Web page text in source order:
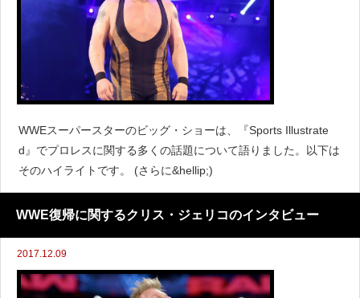
WWEスーパースターのビッグ・ショーは、『Sports Illustrate
d』でプロレスに関する多くの話題について語りました。以下は
そのハイライトです。 (さらに&hellip;)
WWE復帰に関するクリス・ジェリコのインタビュー
2017.12.09